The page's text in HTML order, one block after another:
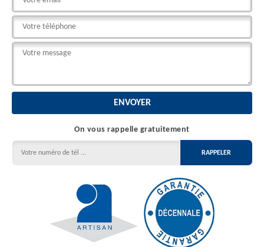
On vous rappelle gratuitement